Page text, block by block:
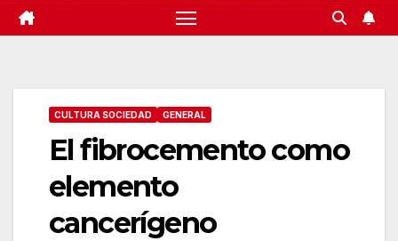
CULTURA SOCIEDAD GENERAL
El fibrocemento como
elemento
cancerígeno